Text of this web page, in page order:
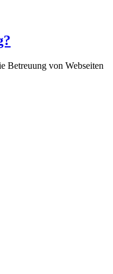
Betreuung von Webseiten